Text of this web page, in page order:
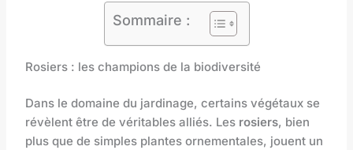
Sommaire :
Rosiers : les champions de la biodiversité
Dans le domaine du jardinage, certains végétaux se
révèlent être de véritables alliés. Les rosiers, bien
plus que de simples plantes ornementales, jouent un